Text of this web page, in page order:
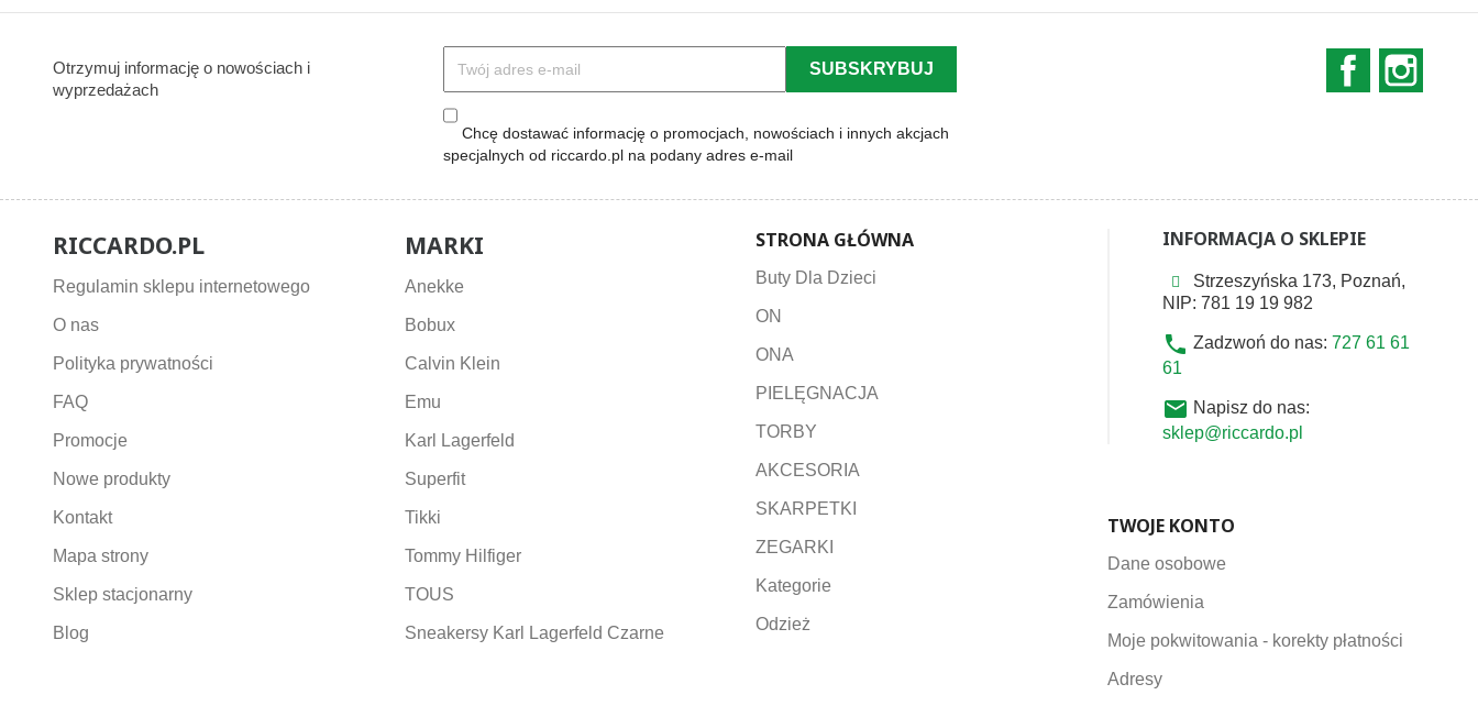
Otrzymuj informację o nowościach i
wyprzedażach
Chcę dostawać informację o promocjach, nowościach i innych akcjach
specjalnych od riccardo.pl na podany adres e-mail
Facebook
RICCARDO.PL
Regulamin sklepu internetowego
O nas
Polityka prywatności
FAQ
Promocje
Nowe produkty
Kontakt
Mapa strony
Sklep stacjonarny
Blog
MARKI
Anekke
Bobux
Calvin Klein
Emu
Karl Lagerfeld
Superfit
Tikki
Tommy Hilfiger
TOUS
Sneakersy Karl Lagerfeld Czarne
STRONA GŁÓWNA
Buty Dla Dzieci
ON
ONA
PIELĘGNACJA
TORBY
AKCESORIA
SKARPETKI
ZEGARKI
Kategorie
Odzież
INFORMACJA O SKLEPIE
Strzeszyńska 173, Poznań,
NIP: 781 19 19 982
phone Zadzwoń do nas: 727 61 61
61
email Napisz do nas:
sklep@riccardo.pl
TWOJE KONTO
Dane osobowe
Zamówienia
Moje pokwitowania - korekty płatności
Adresy